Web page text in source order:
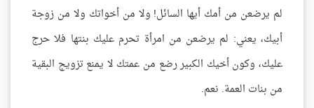
لم يرضعن من أمك أيها السائل! ولا من أخواتك ولا من زوجة
أبيك، يعني: لم يرضعن من امرأة تحرم عليك بنتها فلا حرج
عليك، وكون أخيك الكبير رضع من عمتك لا يمنع تزويج البقية
من بنات العمة. نعم.